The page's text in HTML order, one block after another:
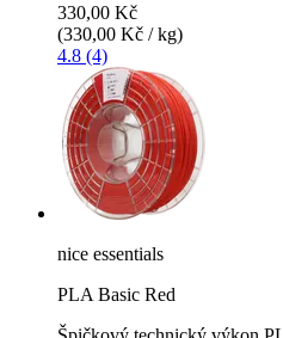
330,00 Kč
(330,00 Kč / kg)
4.8 (4)
nice essentials
PLA Basic Red